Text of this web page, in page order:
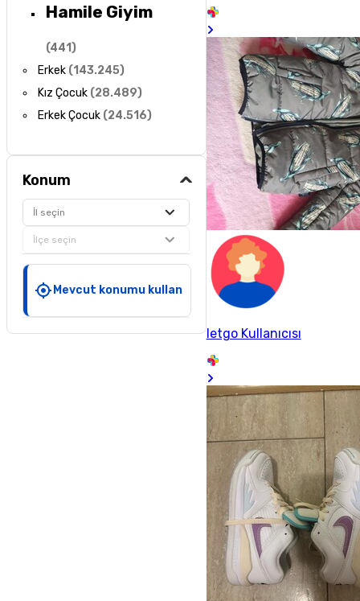
Hamile Giyim
(441)
Erkek (143.245)
Kız Çocuk (28.489)
Erkek Çocuk (24.516)
Konum
İl seçin
İlçe seçin
Mevcut konumu kullan
letgo Kullanıcısı